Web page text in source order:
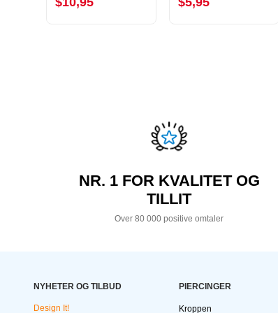
NR. 1 FOR KVALITET OG
TILLIT
Over 80 000 positive omtaler
NYHETER OG TILBUD
Design It!
PIERCINGER
Kroppen